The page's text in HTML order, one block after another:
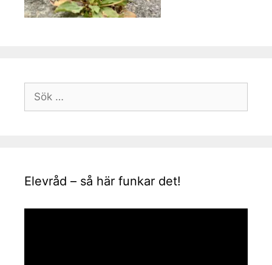
efter:
Elevråd – så här funkar det!